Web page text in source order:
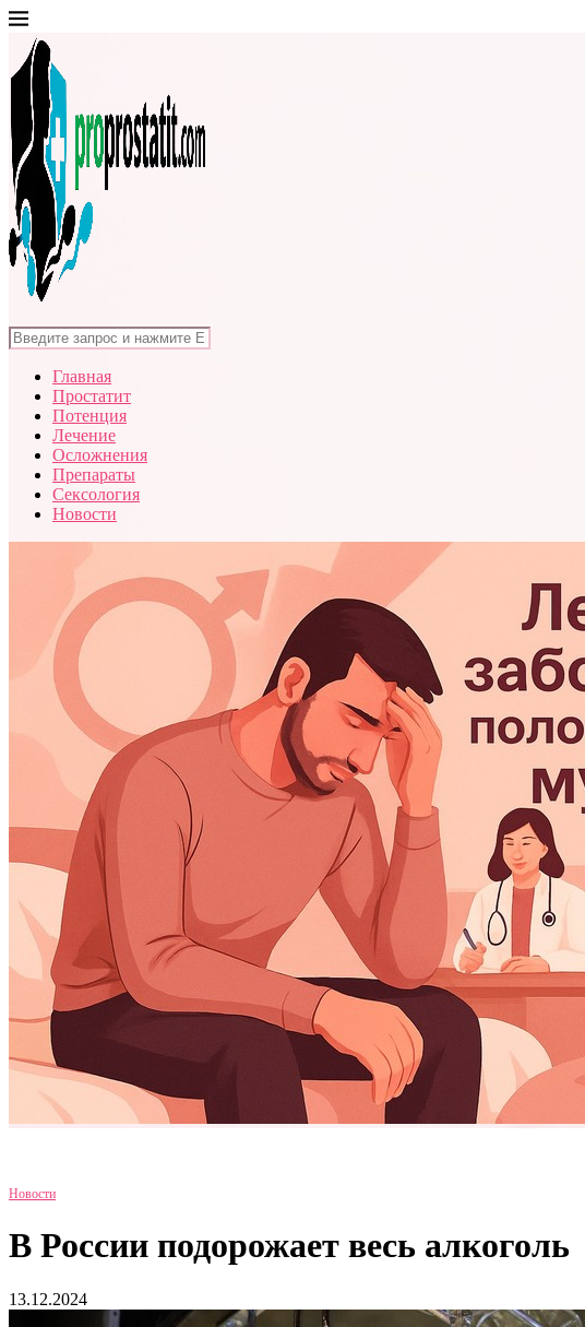
Главная
Простатит
Потенция
Лечение
Осложнения
Препараты
Сексология
Новости
Новости
В России подорожает весь алкоголь
13.12.2024